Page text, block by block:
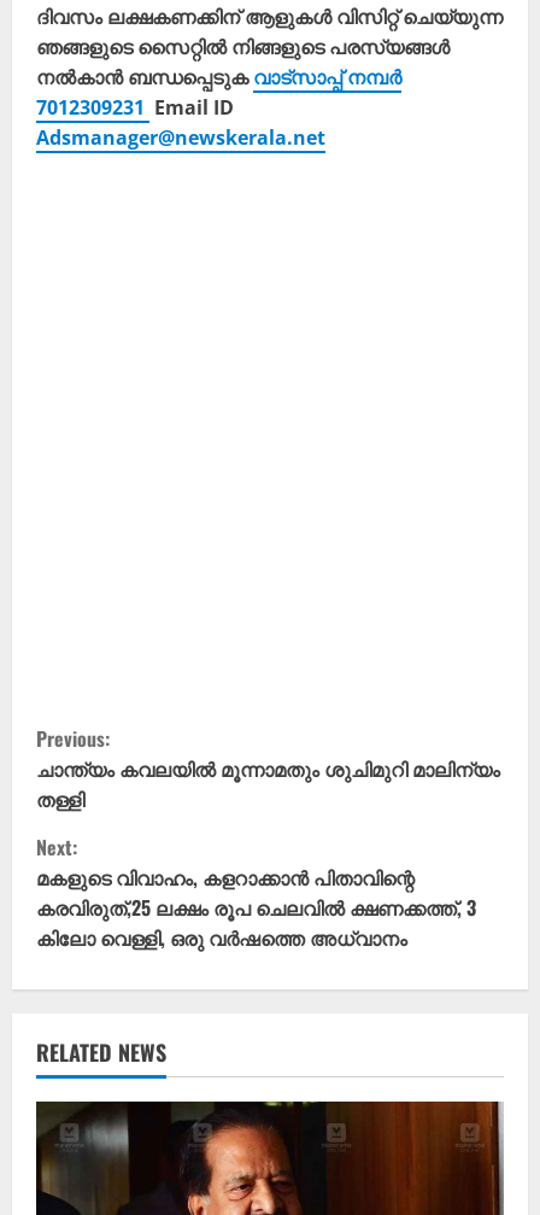
ദിവസം ലക്ഷകണക്കിന് ആളുകൾ വിസിറ്റ് ചെയ്യുന്ന
ഞങ്ങളുടെ സൈറ്റിൽ നിങ്ങളുടെ പരസ്യങ്ങൾ
നൽകാൻ ബന്ധപ്പെടുകവാട്സാപ്പ് നമ്പർ
7012309231 Email ID
Adsmanager@newskerala.net
C
o
n
t
i
n
u
e
R
e
Previous:
ചാന്ത്യം കവലയിൽ മൂന്നാമതും ശുചിമുറി മാലിന്യം
തള്ള‌ി
Next:
മകളുടെ വിവാഹം, കളറാക്കാൻ പിതാവിന്റെ
കരവിരുത്,25 ലക്ഷം രൂപ ചെലവിൽ ക്ഷണക്കത്ത്, 3
കിലോ വെള്ളി, ഒരു വർഷത്തെ അധ്വാനം
RELATED NEWS